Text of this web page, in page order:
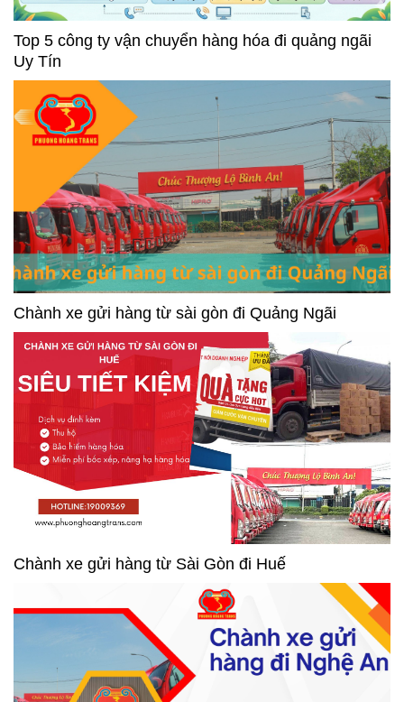
Top 5 công ty vận chuyển hàng hóa đi quảng ngãi
Uy Tín
Chành xe gửi hàng từ sài gòn đi Quảng Ngãi
Chành xe gửi hàng từ Sài Gòn đi Huế